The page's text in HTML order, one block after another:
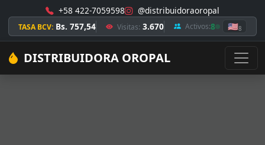
+58 422-7059598 @distribuidoraoropal
TASA BCV: Bs. 757,54 Visitas: 3.670 Activos:8 🇺🇸8
DISTRIBUIDORA OROPAL